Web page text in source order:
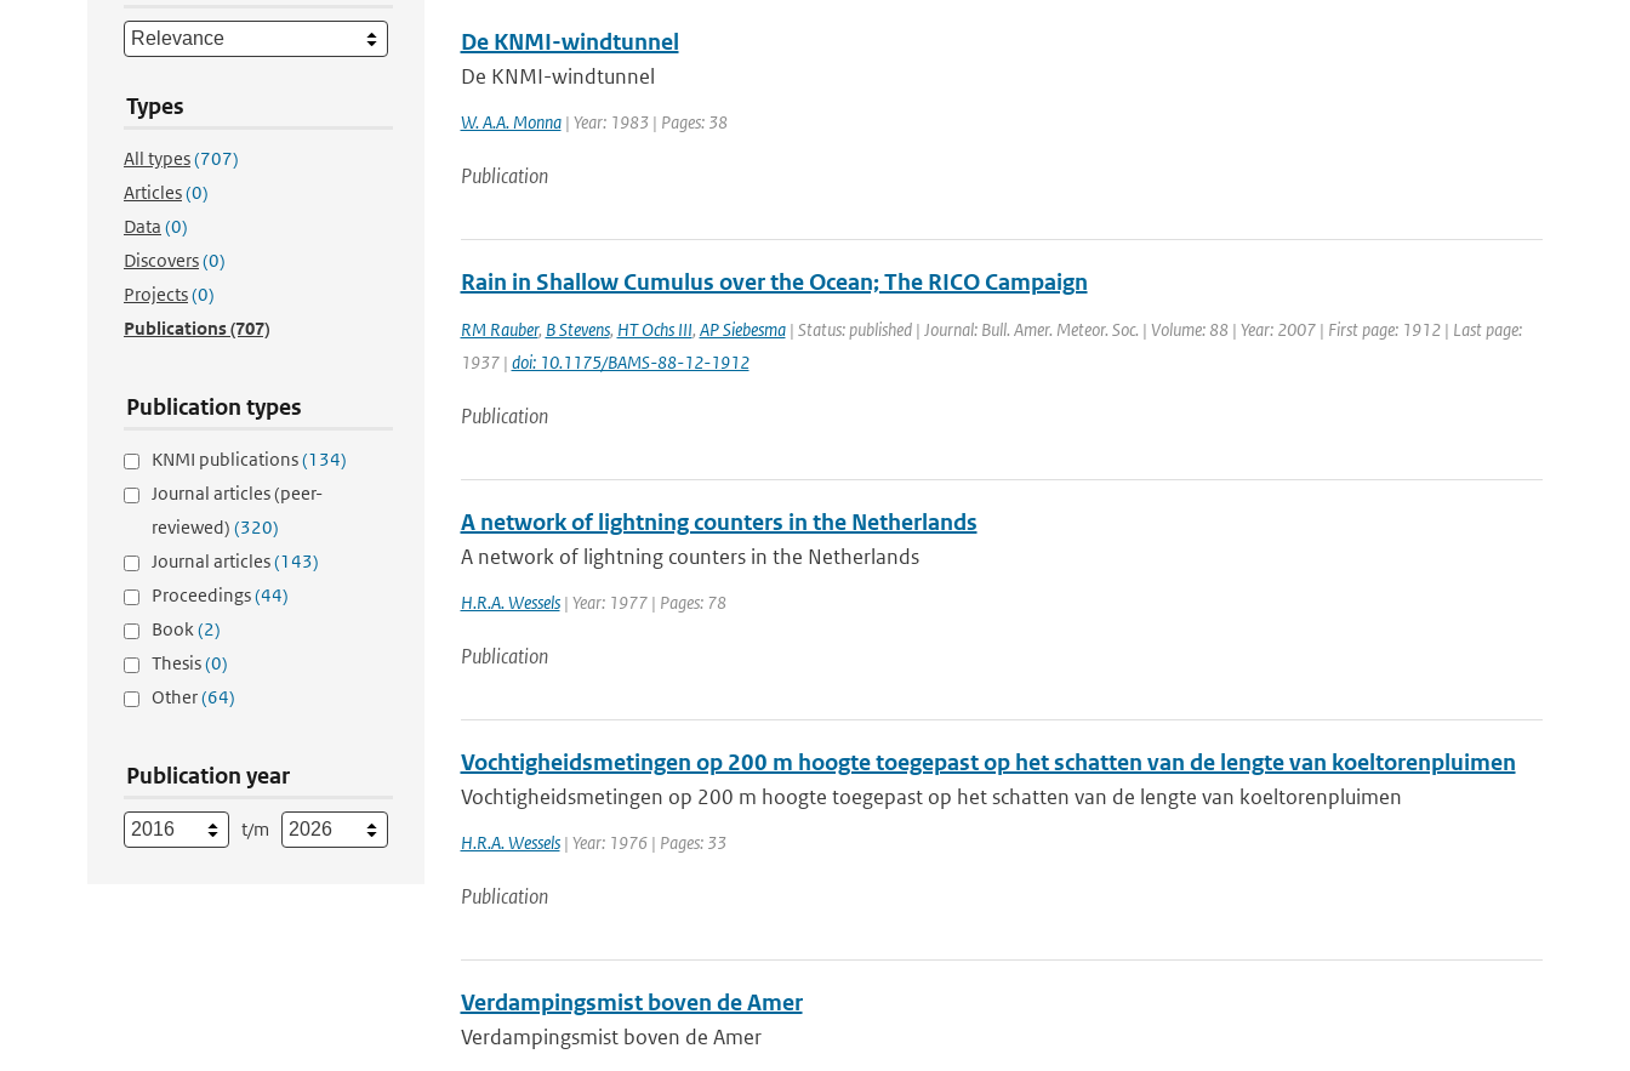
Types
All types(707)
Articles(0)
Data (0)
Discovers(0)
Projects(0)
Publications(707)
Publication types
KNMI publications(134)
Journal articles (peer-
reviewed) (320)
Journal articles(143)
Proceedings(44)
Book(2)
Thesis(0)
Other(64)
Publication year
t/m
De KNMI-windtunnel
De KNMI-windtunnel
W. A.A. Monna| Year: 1983 | Pages: 38
Publication
Rain in Shallow Cumulus over the Ocean; The RICO Campaign
RM Rauber, B Stevens, HT Ochs III, AP Siebesma| Status: published | Journal: Bull. Amer. Meteor. Soc. | Volume: 88 | Year: 2007 | First page: 1912 | Last page:
1937 | doi: 10.1175/BAMS-88-12-1912
Publication
A network of lightning counters in the Netherlands
A network of lightning counters in the Netherlands
H.R.A. Wessels| Year: 1977 | Pages: 78
Publication
Vochtigheidsmetingen op 200 m hoogte toegepast op het schatten van de lengte van koeltorenpluimen
Vochtigheidsmetingen op 200 m hoogte toegepast op het schatten van de lengte van koeltorenpluimen
H.R.A. Wessels| Year: 1976 | Pages: 33
Publication
Verdampingsmist boven de Amer
Verdampingsmist boven de Amer